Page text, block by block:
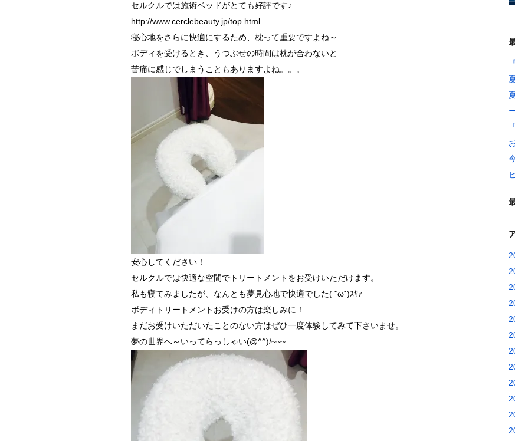
セルクルでは施術ベッドがとても好評です♪
http://www.cerclebeauty.jp/top.html
寝心地をさらに快適にするため、枕って重要ですよね～
ボディを受けるとき、うつぶせの時間は枕が合わないと
苦痛に感じでしまうこともありますよね。。。
安心してください！
セルクルでは快適な空間でトリートメントをお受けいただけます。
私も寝てみましたが、なんとも夢見心地で快適でした( ˘ω˘)ｽﾔｧ
ボディトリートメントお受けの方は楽しみに！
まだお受けいただいたことのない方はぜひ一度体験してみて下さいませ。
夢の世界へ～いってらっしゃい(@^^)/~~~